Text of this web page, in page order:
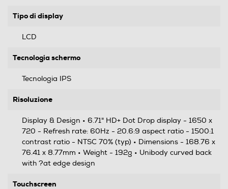
Tipo di display
LCD
Tecnologia schermo
Tecnologia IPS
Risoluzione
Display & Design • 6.71" HD+ Dot Drop display - 1650 x
720 - Refresh rate: 60Hz - 20.6:9 aspect ratio - 1500:1
contrast ratio - NTSC 70% (typ) • Dimensions - 168.76 x
76.41 x 8.77mm • Weight - 192g • Unibody curved back
with ?at edge design
Touchscreen